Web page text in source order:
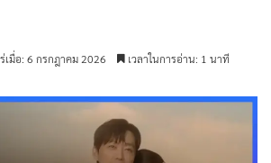
เมื่อ: 6 กรกฎาคม 2026 เวลาในการอ่าน: 1 นาที